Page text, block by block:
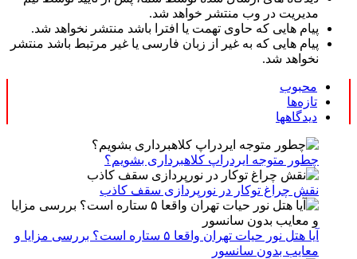
مدیریت در وب منتشر خواهد شد.
پیام هایی که حاوی تهمت یا افترا باشد منتشر نخواهد شد.
پیام هایی که به غیر از زبان فارسی یا غیر مرتبط باشد منتشر
نخواهد شد.
محبوب
تازه‌ها
دیدگاهها
چطور متوجه ایردراپ کلاهبرداری بشویم؟
نقش چراغ توکار در نورپردازی سقف کاذب
آیا هتل نور حیات تهران واقعا ۵ ستاره است؟ بررسی مزایا و
معایب بدون سانسور